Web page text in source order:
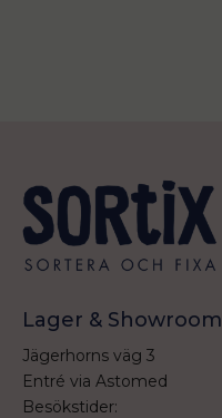
Lager & Showroom
Jägerhorns väg 3
Entré via Astomed
Besökstider: